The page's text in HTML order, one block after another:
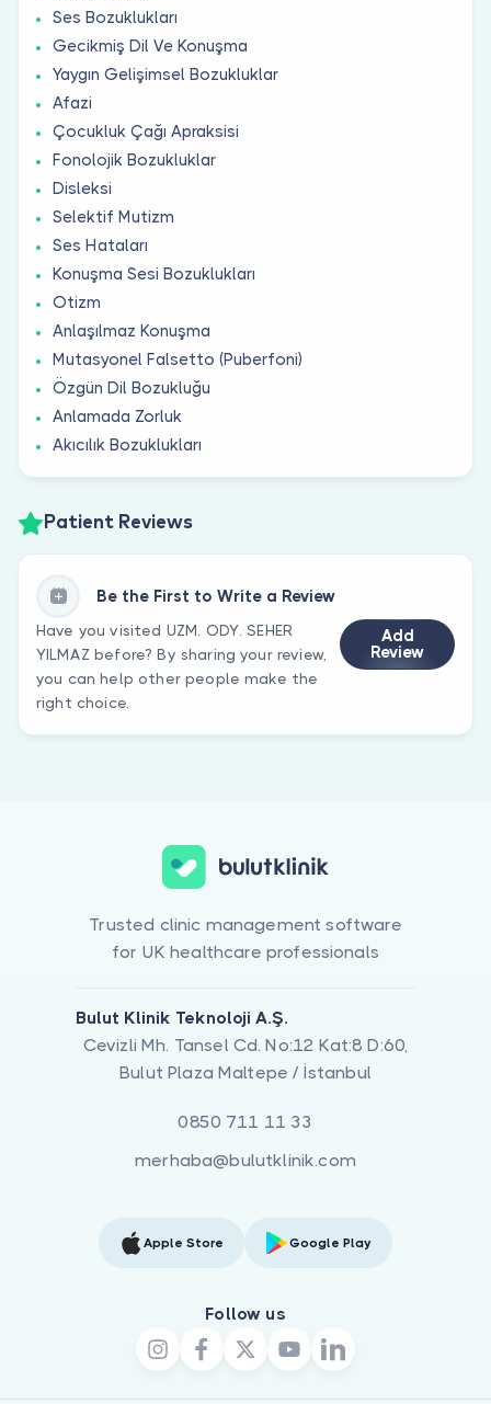
Ses Bozuklukları
Gecikmiş Dil Ve Konuşma
Yaygın Gelişimsel Bozukluklar
Afazi
Çocukluk Çağı Apraksisi
Fonolojik Bozukluklar
Disleksi
Selektif Mutizm
Ses Hataları
Konuşma Sesi Bozuklukları
Otizm
Anlaşılmaz Konuşma
Mutasyonel Falsetto (Puberfoni)
Özgün Dil Bozukluğu
Anlamada Zorluk
Akıcılık Bozuklukları
Patient Reviews
Be the First to Write a Review
Have you visited UZM. ODY. SEHER
YILMAZ before? By sharing your review,
you can help other people make the
right choice.
Add
Review
Trusted clinic management software
for UK healthcare professionals
Bulut Klinik Teknoloji A.Ş.
Cevizli Mh. Tansel Cd. No:12 Kat:8 D:60,
Bulut Plaza Maltepe / İstanbul
0850 711 11 33
merhaba@bulutklinik.com
Apple Store Google Play
Follow us